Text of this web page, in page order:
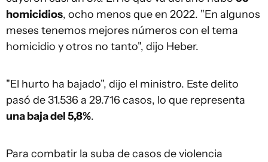
homicidios, ocho menos que en 2022. "En algunos
meses tenemos mejores números con el tema
homicidio y otros no tanto", dijo Heber.
"El hurto ha bajado", dijo el ministro. Este delito
pasó de 31.536 a 29.716 casos, lo que representa
una baja del 5,8%.
Para combatir la suba de casos de violencia